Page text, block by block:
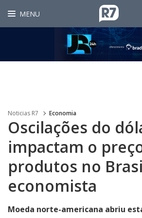
MENU
Noticias R7 Economia
Oscilações do
impactam o
produtos no
economista
Moeda norte-americana abriu